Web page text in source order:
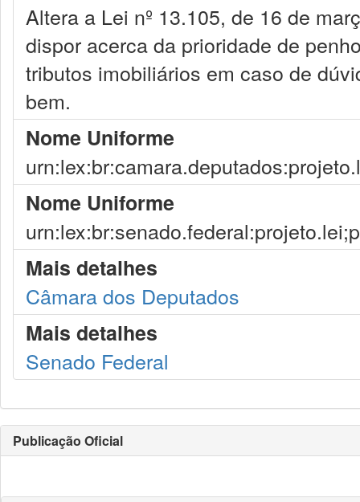
Altera a Lei nº 13.105, de 16 de
dispor acerca da prioridade de
tributos imobiliários em caso de
bem.
Nome Uniforme
Nome Uniforme
Mais detalhes
Câmara dos Deputados
Mais detalhes
Senado Federal
Publicação Oficial